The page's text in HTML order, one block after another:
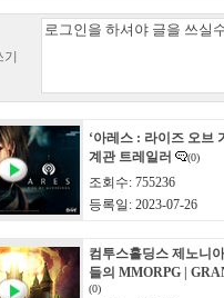
‘아레스 : 라이즈 오브
계관 트레일러
(0)
조회수: 755236
등록일: 2023-07-26
컴투스홀딩스 제노니
들의 MMORPG |
(0)